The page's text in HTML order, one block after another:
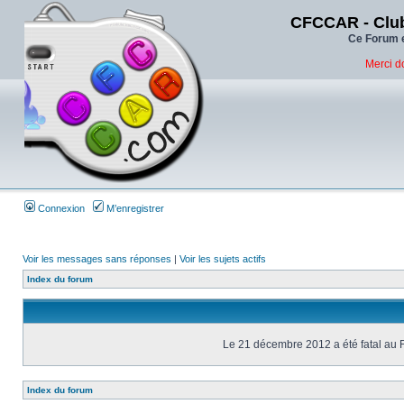
CFCCAR -
Ce Forum
Merci
Connexion M’enregistrer
Voir les messages sans réponses | Voir les sujets actifs
Index du forum
Le 21 décembre 2012 a été fatal au
Index du forum